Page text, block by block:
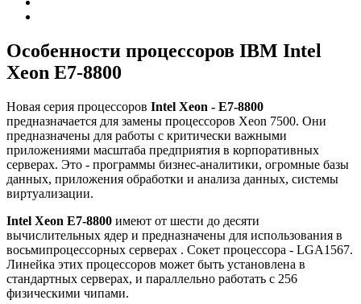
Особенности процессоров IBM Intel
Xeon E7-8800
Новая серия процессоров Intel Xeon - E7-8800
предназначается для замены процессоров Xeon 7500. Они
предназначены для работы с критически важными
приложениями масштаба предприятия в корпоративных
серверах. Это - программы бизнес-аналитики, огромные базы
данных, приложения обработки и анализа данных, системы
виртуализации.
Intel Xeon E7-8800 имеют от шести до десяти
вычислительных ядер и предназначены для использования в
восьмипроцессорных серверах . Сокет процессора - LGA1567.
Линейка этих процессоров может быть установлена в
стандартных серверах, и параллельно работать с 256
физическими чипами.